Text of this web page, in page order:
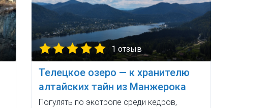
1 отзыв
Телецкое озеро — к хранителю
алтайских тайн из Манжерока
Погулять по экотропе среди кедров,